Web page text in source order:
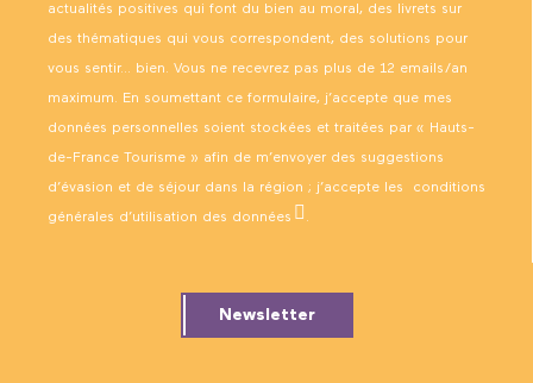
actualités positives qui font du bien au moral, des livrets sur
des thématiques qui vous correspondent, des solutions pour
vous sentir… bien. Vous ne recevrez pas plus de 12 emails/an
maximum. En soumettant ce formulaire, j’accepte que mes
données personnelles soient stockées et traitées par « Hauts-
de-France Tourisme » afin de m’envoyer des suggestions
d’évasion et de séjour dans la région ; j’accepte les conditions
générales d’utilisation des données .
Newsletter